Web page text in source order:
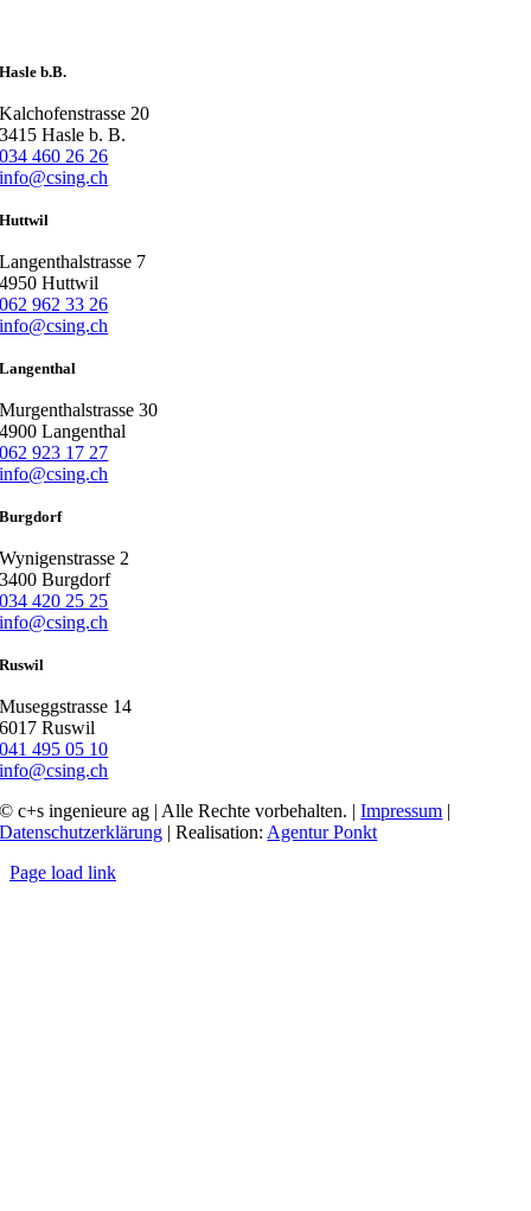
Hasle b.B.
Kalchofenstrasse 20
3415 Hasle b. B.
034 460 26 26
info@csing.ch
Huttwil
Langenthalstrasse 7
4950 Huttwil
062 962 33 26
info@csing.ch
Langenthal
Murgenthalstrasse 30
4900 Langenthal
062 923 17 27
info@csing.ch
Burgdorf
Wynigenstrasse 2
3400 Burgdorf
034 420 25 25
info@csing.ch
Ruswil
Museggstrasse 14
6017 Ruswil
041 495 05 10
info@csing.ch
© c+s ingenieure ag | Alle Rechte vorbehalten. |Impressum |
Datenschutzerklärung | Realisation: Agentur Ponkt
Page load link